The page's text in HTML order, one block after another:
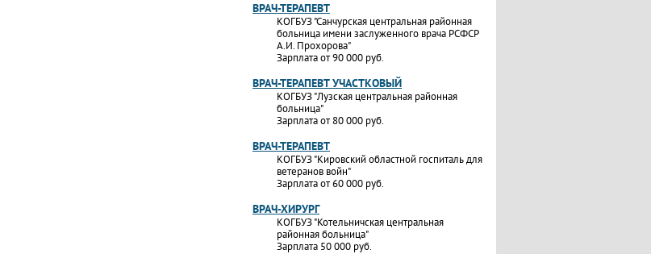
ВРАЧ-ТЕРАПЕВТ
КОГБУЗ "Санчурская центральная районная
больница имени заслуженного врача РСФСР
А.И. Прохорова"
Зарплата от 90 000 руб.
ВРАЧ-ТЕРАПЕВТ УЧАСТКОВЫЙ
КОГБУЗ "Лузская центральная районная
больница"
Зарплата от 80 000 руб.
ВРАЧ-ТЕРАПЕВТ
КОГБУЗ "Кировский областной госпиталь для
ветеранов войн"
Зарплата от 60 000 руб.
ВРАЧ-ХИРУРГ
КОГБУЗ "Котельничская центральная
районная больница"
Зарплата 50 000 руб.